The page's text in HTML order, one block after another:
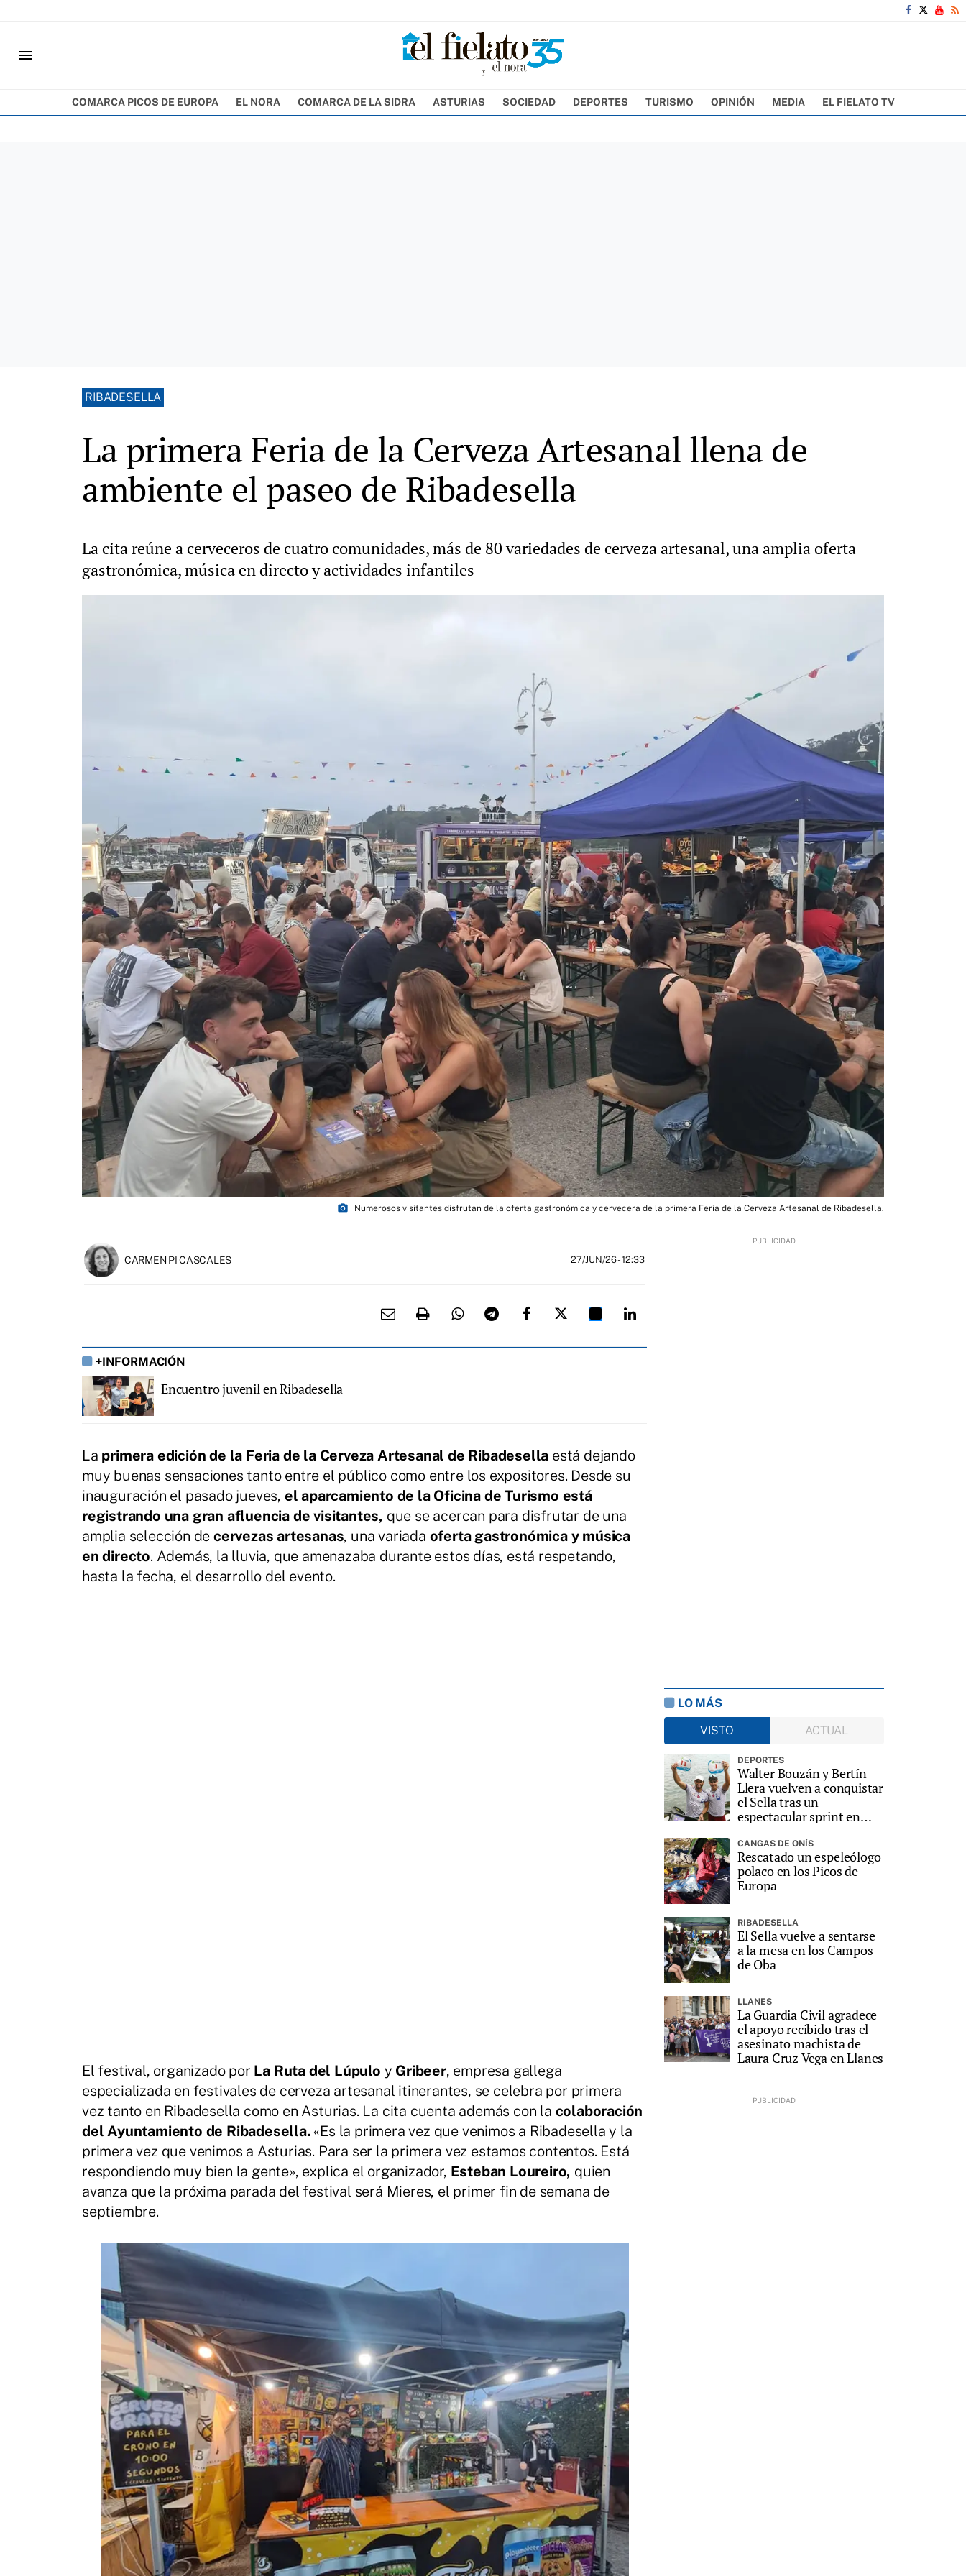
menu
COMARCA PICOS DE EUROPA EL NORA COMARCA DE LA SIDRA ASTURIAS SOCIEDAD DEPORTES TURISMO OPINIÓN MEDIA EL FIELATO TV
RIBADESELLA
La primera Feria de la Cerveza Artesanal llena de
ambiente el paseo de Ribadesella
La cita reúne a cerveceros de cuatro comunidades, más de 80 variedades de cerveza artesanal, una amplia oferta
gastronómica, música en directo y actividades infantiles
photo_camera Numerosos visitantes disfrutan de la oferta gastronómica y cervecera de la primera Feria de la Cerveza Artesanal de Ribadesella.
CARMEN PI CASCALES 27/JUN/26- 12:33
+INFORMACIÓN
Encuentro juvenil en Ribadesella
La primera edición de la Feria de la Cerveza Artesanal de Ribadesella está dejando
muy buenas sensaciones tanto entre el público como entre los expositores. Desde su
inauguración el pasado jueves, el aparcamiento de la Oficina de Turismo está
registrando una gran afluencia de visitantes, que se acercan para disfrutar de una
amplia selección decervezas artesanas, una variada oferta gastronómica y música
en directo. Además, la lluvia, que amenazaba durante estos días, está respetando,
hasta la fecha, el desarrollo del evento.
El festival, organizado por La Ruta del Lúpulo y Gribeer, empresa gallega
especializada en festivales de cerveza artesanal itinerantes, se celebra por primera
vez tanto en Ribadesella como en Asturias. La cita cuenta además con la colaboración
del Ayuntamiento de Ribadesella.«Es la primera vez que venimos a Ribadesella y la
primera vez que venimos a Asturias. Para ser la primera vez estamos contentos. Está
respondiendo muy bien la gente», explica el organizador, Esteban Loureiro, quien
avanza que la próxima parada del festival será Mieres, el primer fin de semana de
septiembre.
LO MÁS
VISTO
ACTUAL
DEPORTES
Walter Bouzán y Bertín
Llera vuelven a conquistar
el Sella tras un
espectacular sprint en
CANGAS DE ONÍS
Rescatado un espeleólogo
polaco en los Picos de
Europa
RIBADESELLA
El Sella vuelve a sentarse
a la mesa en los Campos
de Oba
LLANES
La Guardia Civil agradece
el apoyo recibido tras el
asesinato machista de
Laura Cruz Vega en Llanes